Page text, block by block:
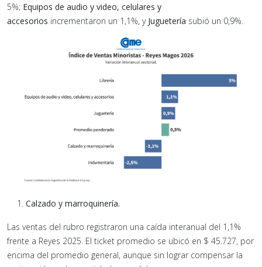
5%; Equipos de audio y video, celulares y
accesorios incrementaron un 1,1%, y Juguetería subió un 0,9%.
Calzado y marroquinería.
Las ventas del rubro registraron una caída interanual del 1,1%
frente a Reyes 2025. El ticket promedio se ubicó en $ 45.727, por
encima del promedio general, aunque sin lograr compensar la